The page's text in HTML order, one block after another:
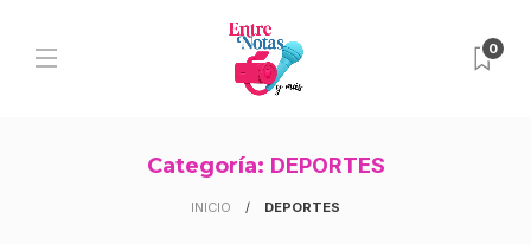
0
Categoría: DEPORTES
INICIO DEPORTES